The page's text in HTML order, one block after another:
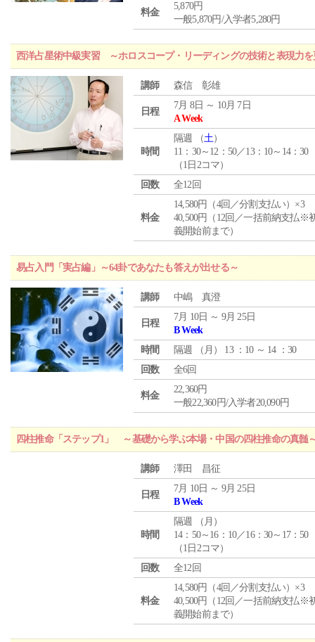
料金
5,870円
一般5,870円/入学者5,280円
西洋占星術中級実習 ～ホロスコープ・リーディングの技術と表現力
講師 森信 彰雄
日程
7月 8日 ～ 10月 7日
A Week
時間
隔週 （土）
11：30～12：50／13：10～14：30
（1日2コマ）
回数
全12回
料金
14,580円（4回／分割支払い）×3
40,500円（12回／一括前納支払※
義開始前まで）
易占入門「実占編」～64卦であなたも答えが出せる～
講師 中嶋 真澄
日程
7月 10日 ～ 9月 25日
B Week
時間
隔週 （ 月 ） 13 ：10 ～ 14 ：30
回数
全6回
料金
22,360円
一般22,360円/入学者20,090円
四柱推命「ステップ1」 ～基礎から学ぶ本場・中国の四柱推命の真髄
講師 澤田 昌征
日程
7月 10日 ～ 9月 25日
B Week
時間
隔週 （ 月 ）
14：50～16：10／16：30～17：50
（1日2コマ）
回数
全12回
料金
14,580円（4回／分割支払い）×3
40,500円（12回／一括前納支払※
義開始前まで）